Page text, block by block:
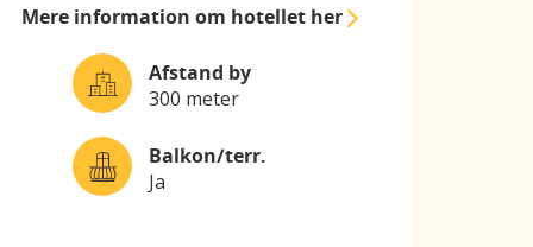
Mere informationom hotellet her
Afstand by
300 meter
Balkon/terr.
Ja